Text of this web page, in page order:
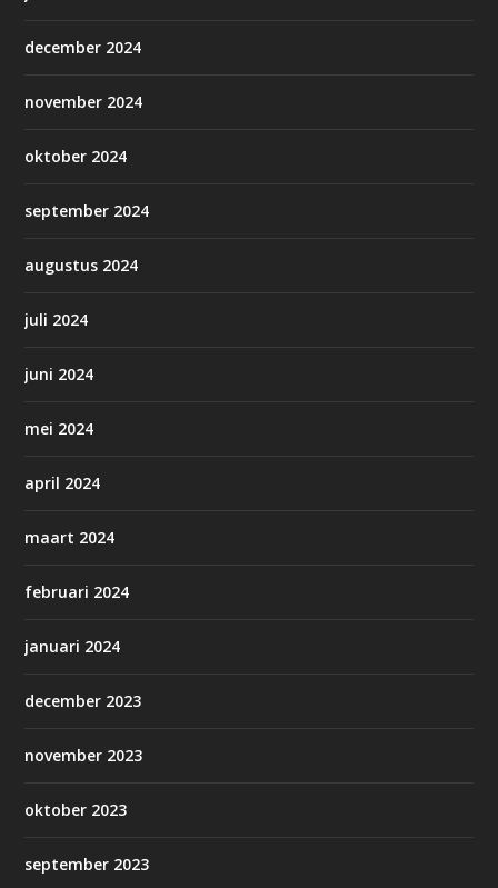
december 2024
november 2024
oktober 2024
september 2024
augustus 2024
juli 2024
juni 2024
mei 2024
april 2024
maart 2024
februari 2024
januari 2024
december 2023
november 2023
oktober 2023
september 2023